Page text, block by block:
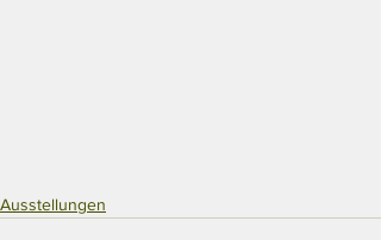
Ausstellungen